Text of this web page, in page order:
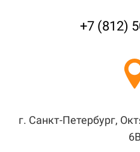
+7 (812)
г. Санкт-Петербург,